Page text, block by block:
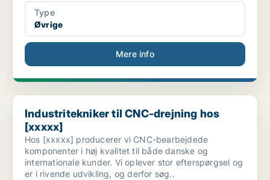
Type
Øvrige
Mere info
Industritekniker til CNC-drejning hos [xxxxx]
Industritekniker til CNC-drejning hos
[xxxxx]
Hos [xxxxx] producerer vi CNC-bearbejdede
komponenter i høj kvalitet til både danske og
internationale kunder. Vi oplever stor efterspørgsel og
er i rivende udvikling, og derfor søg..